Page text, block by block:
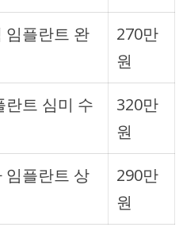
임플란트 완
270만
원
란트 심미 수
320만
원
임플란트 상
290만
원